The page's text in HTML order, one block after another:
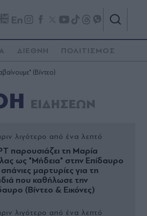
En
ΔΙΕΘΝΗ ΠΟΛΙΤΙΣΜΟΣ
(Βίντεο)
ΕΙΔΗΣΕΩΝ
λιγότερο από ένα λεπτό
παρουσιάζει τη Μαρία
ως "Μήδεια" στην Επίδαυρο
μαρτυρίες για τη
που καθήλωσε την
(Βίντεο & Εικόνες)
λιγότερο από ένα λεπτό